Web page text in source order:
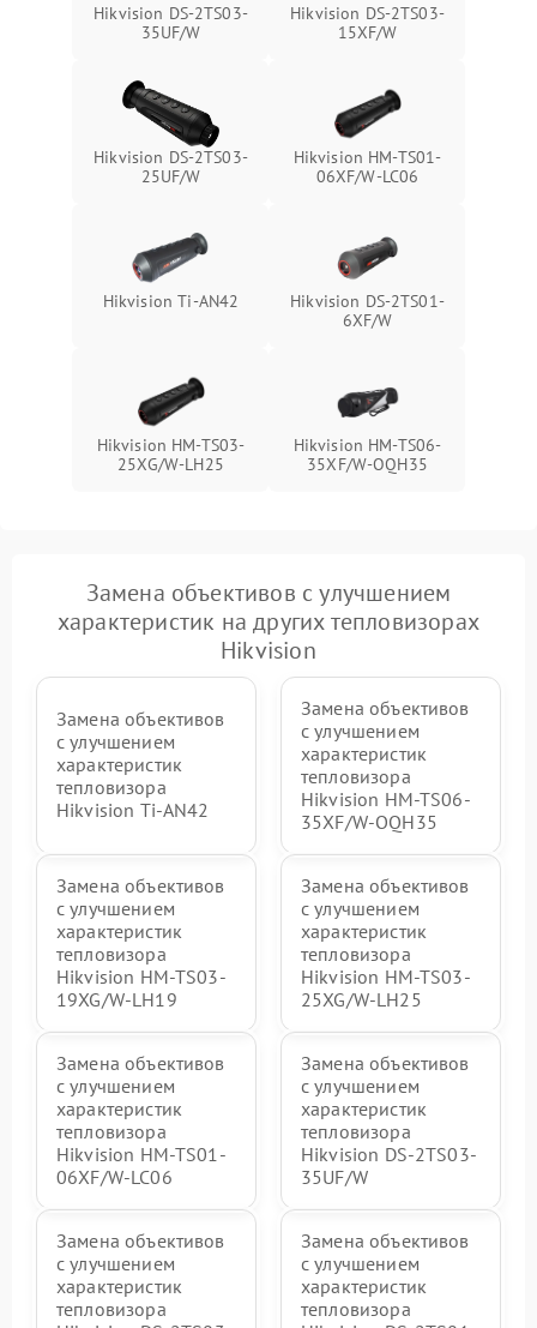
Hikvision DS-2TS03-
35UF/W
Hikvision DS-2TS03-
15XF/W
Hikvision DS-2TS03-
25UF/W
Hikvision HM-TS01-
06XF/W-LC06
Hikvision Ti-AN42
Hikvision DS-2TS01-
6XF/W
Hikvision HM-TS03-
25XG/W-LH25
Hikvision HM-TS06-
35XF/W-OQH35
Замена объективов с улучшением
характеристик на других тепловизорах
Hikvision
Замена объективов
с улучшением
характеристик
тепловизора
Hikvision Ti-AN42
Замена объективов
с улучшением
характеристик
тепловизора
Hikvision HM-TS06-
35XF/W-OQH35
Замена объективов
с улучшением
характеристик
тепловизора
Hikvision HM-TS03-
19XG/W-LH19
Замена объективов
с улучшением
характеристик
тепловизора
Hikvision HM-TS03-
25XG/W-LH25
Замена объективов
с улучшением
характеристик
тепловизора
Hikvision HM-TS01-
06XF/W-LC06
Замена объективов
с улучшением
характеристик
тепловизора
Hikvision DS-2TS03-
35UF/W
Замена объективов
с улучшением
характеристик
тепловизора
Замена объективов
с улучшением
характеристик
тепловизора